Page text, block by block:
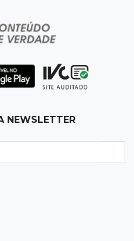
bêbado envolvido
NEWSLETTER